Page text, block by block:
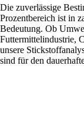
Die zuverlässige
Prozentbereich ist in
Bedeutung. Ob
Futtermittelindustrie,
unsere
sind für den